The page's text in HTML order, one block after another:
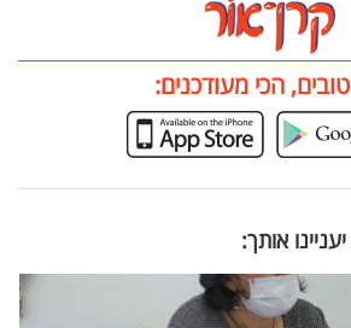
הכי מעודכנים:
אותך: